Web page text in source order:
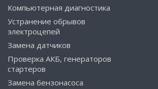
Компьютерная диагностика
Устранение обрывов
электроцепей
Замена датчиков
Проверка АКБ, генераторов
стартеров
Замена бензонасоса